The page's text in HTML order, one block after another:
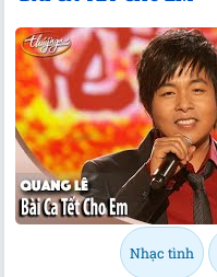
Nhạc tình